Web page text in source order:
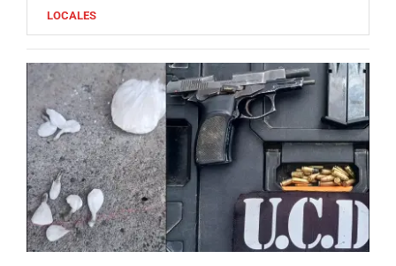
LOCALES